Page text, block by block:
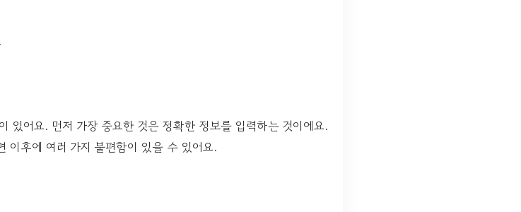
있어요. 먼저 가장 중요한 것은 정확한 정보를 입력하는 것이에요.
이후에 여러 가지 불편함이 있을 수 있어요.